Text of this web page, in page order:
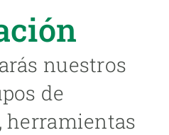
nuestros
de